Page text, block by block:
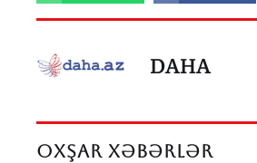
DAHA
OXŞAR XƏBƏRLƏR